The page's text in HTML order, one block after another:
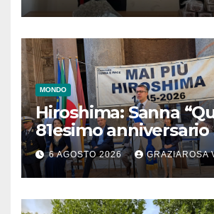
MONDO
Hiroshima: Sanna
81esimo anniversario
monito per tutti”
6 AGOSTO 2026 GRAZIAROSA